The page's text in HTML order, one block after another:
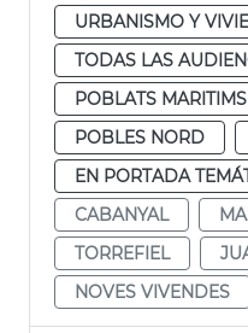
URBANISMO Y
TODAS LAS
POBLATS MARITIMS
POBLES NORD
EN PORTADA
CABANYAL
TORREFIEL
NOVES VIVENDES